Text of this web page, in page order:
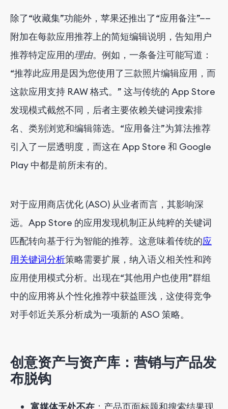
除了“收藏集”功能外，苹果还推出了“应用备注”——
附加在每款应用推荐上的简短编辑说明，告知用户
推荐特定应用的理由。例如，一条备注可能写道：
“推荐此应用是因为您使用了三款照片编辑应用，而
这款应用支持 RAW 格式。” 这与传统的 App Store
发现模式截然不同，后者主要依赖关键词搜索排
名、类别浏览和编辑筛选。“应用备注”为算法推荐
引入了一层透明度，而这在 App Store 和 Google
Play 中都是前所未有的。
对于应用商店优化 (ASO) 从业者而言，其影响深
远。App Store 的应用发现机制正从纯粹的关键词
匹配转向基于行为智能的推荐。这意味着传统的应
用关键词分析策略需要扩展，纳入语义相关性和跨
应用使用模式分析。出现在“其他用户也使用”群组
中的应用将从个性化推荐中获益匪浅，这使得竞争
对手邻近关系分析成为一项新的 ASO 策略。
创意资产与资产库：营销与产品发
布脱钩